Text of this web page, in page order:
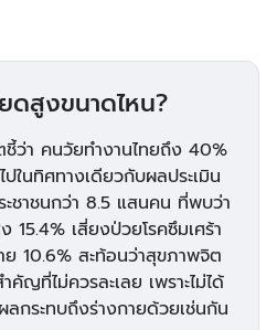
ดสูงขนาดไหน?
ว่า คนวัยทำงานไทยถึง 40%
ในทิศทางเดียวกับผลประเมิน
ชาชนกว่า 8.5 แสนคน ที่พบว่า
15.4% เสี่ยงป่วยโรคซึมเศร้า
ย 10.6% สะท้อนว่าสุขภาพจิต
ญที่ไม่ควรละเลย เพราะไม่ได้
กระทบถึงร่างกายด้วยเช่นกัน